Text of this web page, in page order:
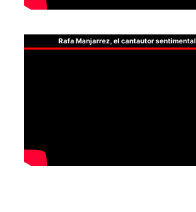
Rafa Manjarrez, el cantautor sentimental